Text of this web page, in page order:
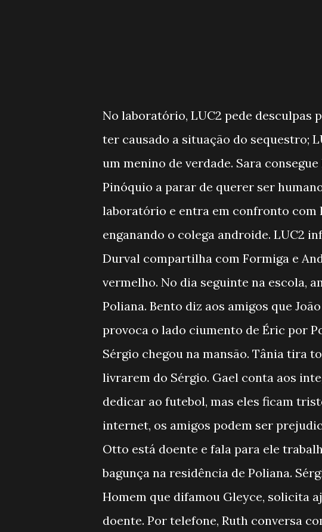
No laboratório, LUC2 pede desculpas
ter causado a situação do sequestro;
um menino de verdade. Sara
Pinóquio a parar de querer ser
laboratório e entra em confronto com
enganando o colega androide. LUC2
Durval compartilha com Formiga e
vermelho. No dia seguinte na escola,
Poliana. Bento diz aos amigos que
provoca o lado ciumento de Éric por
Sérgio chegou na mansão. Tânia tira
livrarem do Sérgio. Gael conta aos
dedicar ao futebol, mas eles ficam
internet, os amigos podem ser
Otto está doente e fala para ele
bagunça na residência de Poliana.
Homem que difamou Gleyce, solicita
doente. Por telefone, Ruth conversa